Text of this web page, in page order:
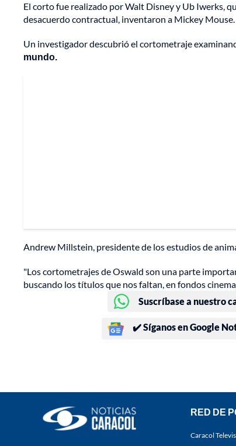
El corto fue realizado por Walt Disney y Ub Iwerks,
desacuerdo contractual, inventaron a Mickey Mouse.
Un investigador descubrió el cortometraje
mundo.
Andrew Millstein, presidente de los estudios de
"Los cortometrajes de Oswald son una parte
buscando los títulos que nos faltan, en fondos
Suscríbase a nuestro
✔️ Síganos en Google
RED DE
Caracol